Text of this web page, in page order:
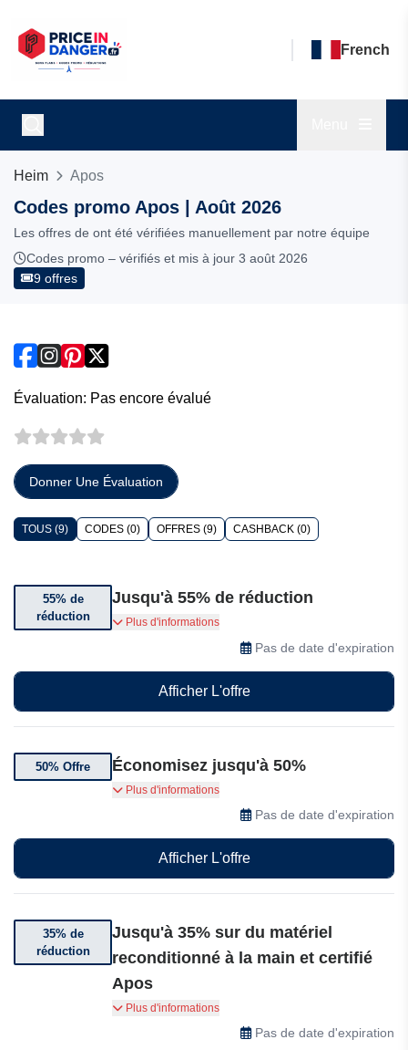
French
Heim Apos
Codes promo Apos | Août 2026
Les offres de ont été vérifiées manuellement par notre équipe
Codes promo – vérifiés et mis à jour 3 août 2026
9 offres
Évaluation: Pas encore évalué
Donner Une Évaluation
TOUS (9) CODES (0) OFFRES (9) CASHBACK (0)
55% de
réduction
Jusqu'à 55% de réduction
Bénéficiez jusqu'à 55% de réduction sur une
Plus d'informations
Pas de date d'expiration
Afficher L'offre
50% Offre Économisez jusqu'à 50%
Économisez jusqu'à 50% sur une sélection
d'articles Apos en promotion
Plus d'informations
Pas de date d'expiration
Afficher L'offre
35% de
réduction
Jusqu'à 35% sur du matériel
reconditionné à la main et certifié
Apos
Économisez jusqu'à 35% sur du matériel
reconditionné à la main et certifié Apos,
bénéficiant d'une garantie qualité pour des
Plus d'informations
Pas de date d'expiration